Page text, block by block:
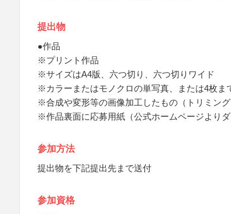
提出物
●作品
※プリント作品
※サイズはA4版、六つ切り、六つ切りワイド
※カラーまたはモノクロの単写真、または4枚ま
※合成や変形等の画像加工したもの（トリミン
※作品裏面に応募用紙（公式ホームページより
参加方法
提出物を下記提出先まで送付
参加資格